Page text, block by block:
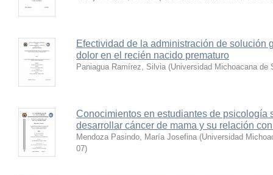
Efectividad de la administración de solución
dolor en el recién nacido prematuro
Paniagua Ramírez, Silvia (Universidad Michoacana de
Conocimientos en estudiantes de psicología
desarrollar cáncer de mama y su relación
Mendoza Pasindo, María Josefina (Universidad
07)